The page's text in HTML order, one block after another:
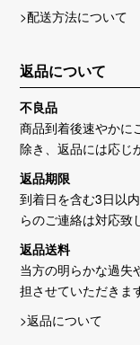
>配送方法について
返品について
不良品
商品到着後速やかに
除き、返品には応じ
返品期限
到着日を含む3日以
らのご連絡は対応致
返品送料
当方の明らかな過失
担させていただきま
>返品について